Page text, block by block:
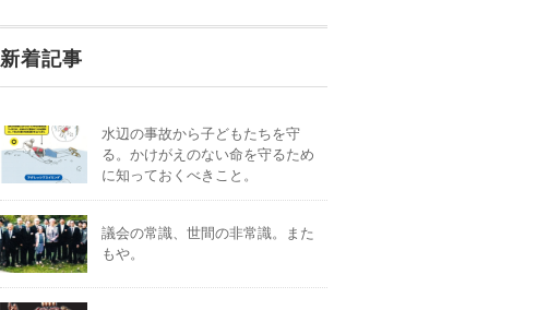
新着記事
水辺の事故から子どもたちを守
る。かけがえのない命を守るため
に知っておくべきこと。
議会の常識、世間の非常識。また
もや。